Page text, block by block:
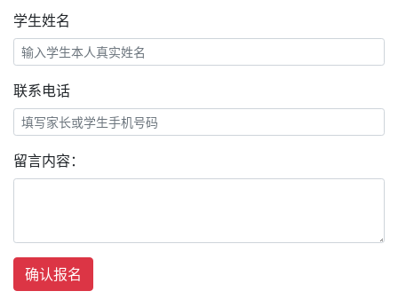
学生姓名
联系电话
留言内容：
确认报名